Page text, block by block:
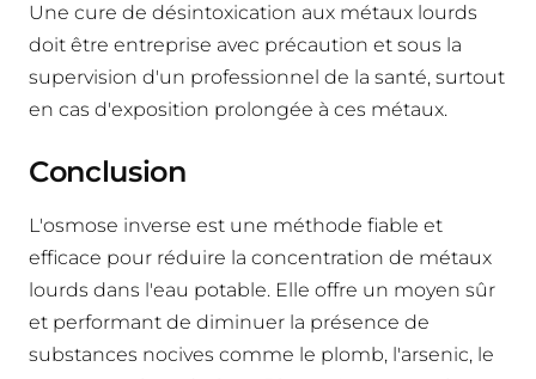
Une cure de désintoxication aux métaux lourds
doit être entreprise avec précaution et sous la
supervision d'un professionnel de la santé, surtout
en cas d'exposition prolongée à ces métaux.
Conclusion
L'osmose inverse est une méthode fiable et
efficace pour réduire la concentration de métaux
lourds dans l'eau potable. Elle offre un moyen sûr
et performant de diminuer la présence de
substances nocives comme le plomb, l'arsenic, le